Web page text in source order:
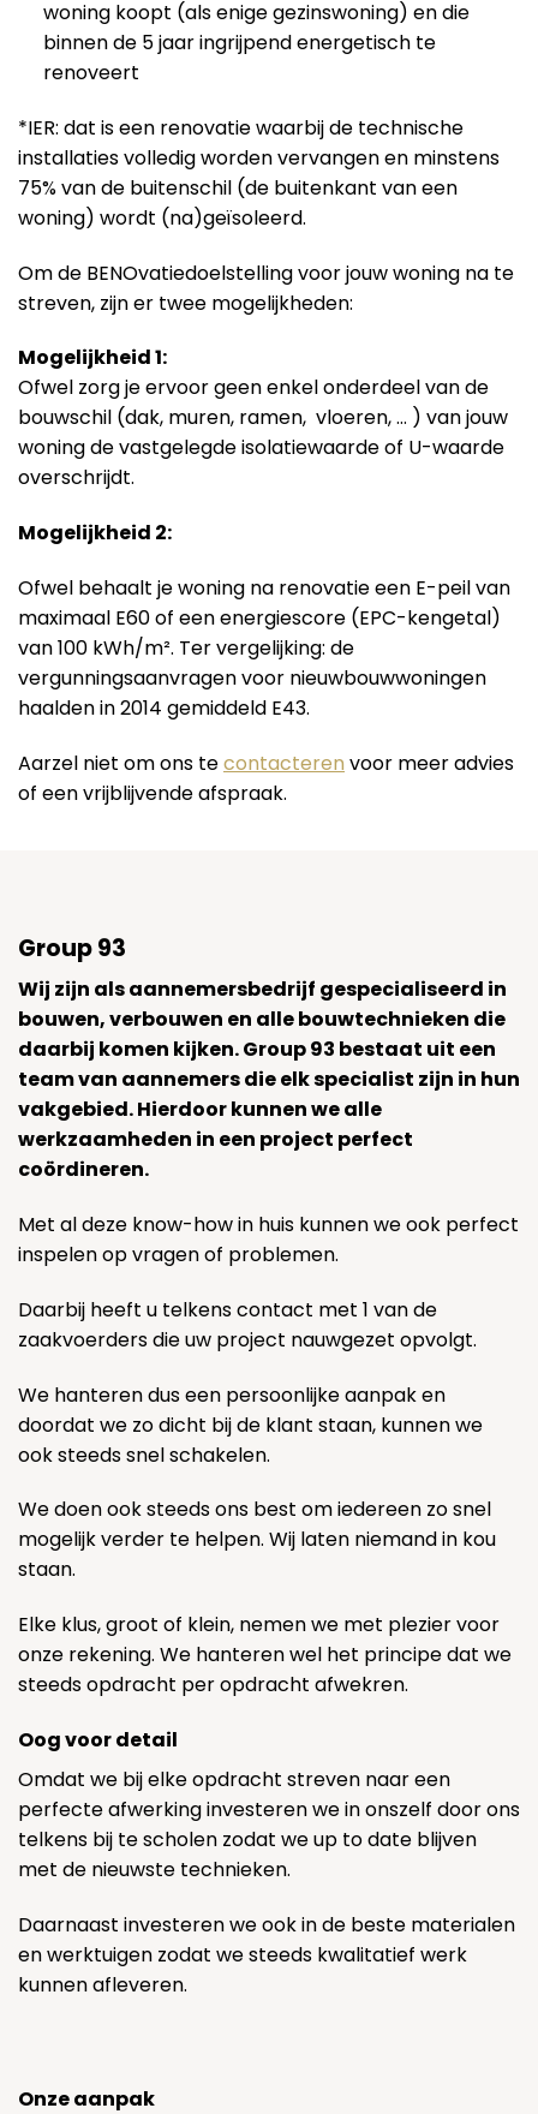
woning koopt (als enige gezinswoning) en die
binnen de 5 jaar ingrijpend energetisch te
renoveert
*IER: dat is een renovatie waarbij de technische
installaties volledig worden vervangen en minstens
75% van de buitenschil (de buitenkant van een
woning) wordt (na)geïsoleerd.
Om de BENOvatiedoelstelling voor jouw woning na te
streven, zijn er twee mogelijkheden:
Mogelijkheid 1:
Ofwel zorg je ervoor geen enkel onderdeel van de
bouwschil (dak, muren, ramen, vloeren, … ) van jouw
woning de vastgelegde isolatiewaarde of U-waarde
overschrijdt.
Mogelijkheid 2:
Ofwel behaalt je woning na renovatie een E-peil van
maximaal E60 of een energiescore (EPC-kengetal)
van 100 kWh/m². Ter vergelijking: de
vergunningsaanvragen voor nieuwbouwwoningen
haalden in 2014 gemiddeld E43.
Aarzel niet om ons tecontacteren voor meer advies
of een vrijblijvende afspraak.
Group 93
Wij zijn als aannemersbedrijf gespecialiseerd in
bouwen, verbouwen en alle bouwtechnieken die
daarbij komen kijken. Group 93 bestaat uit een
team van aannemers die elk specialist zijn in hun
vakgebied. Hierdoor kunnen we alle
werkzaamheden in een project perfect
coördineren.
Met al deze know-how in huis kunnen we ook perfect
inspelen op vragen of problemen.
Daarbij heeft u telkens contact met 1 van de
zaakvoerders die uw project nauwgezet opvolgt.
We hanteren dus een persoonlijke aanpak en
doordat we zo dicht bij de klant staan, kunnen we
ook steeds snel schakelen.
We doen ook steeds ons best om iedereen zo snel
mogelijk verder te helpen. Wij laten niemand in kou
staan.
Elke klus, groot of klein, nemen we met plezier voor
onze rekening. We hanteren wel het principe dat we
steeds opdracht per opdracht afwekren.
Oog voor detail
Omdat we bij elke opdracht streven naar een
perfecte afwerking investeren we in onszelf door ons
telkens bij te scholen zodat we up to date blijven
met de nieuwste technieken.
Daarnaast investeren we ook in de beste materialen
en werktuigen zodat we steeds kwalitatief werk
kunnen afleveren.
Onze aanpak